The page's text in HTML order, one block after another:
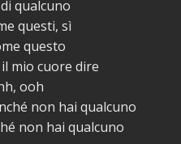
qualcuno
questi, sì
questo
mio cuore dire
ooh
non hai qualcuno
non hai qualcuno